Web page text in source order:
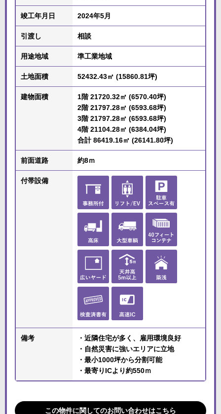
竣工年月日 2024年5月
引渡し 相談
用途地域 準工業地域
土地面積 52432.43㎡ (15860.81坪)
建物面積
1階 21720.32㎡ (6570.40坪)
2階 21797.28㎡ (6593.68坪)
3階 21797.28㎡ (6593.68坪)
4階 21104.28㎡ (6384.04坪)
合計 86419.16㎡ (26141.80坪)
前面道路 約8ｍ
付帯設備
備考
・近隣住宅が多く、雇用環境良好
・自然災害に強いエリアに立地
・最小1000坪から分割可能
・最寄りICより約550ｍ
この物件に関してのお問い合わせはこちら